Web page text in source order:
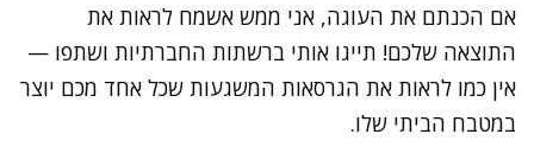
אם הכנתם את העוגה, אני ממש אשמח לראות את
התוצאה שלכם! תייגו אותי ברשתות החברתיות ושתפו —
אין כמו לראות את הגרסאות המשגעות שכל אחד מכם יוצר
במטבח הביתי שלו.